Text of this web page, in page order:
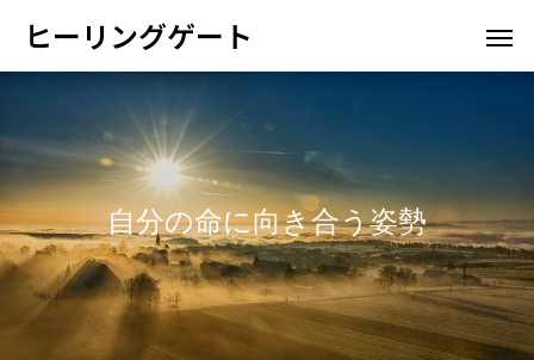
ヒーリングゲート
自分の命に向き合う姿勢